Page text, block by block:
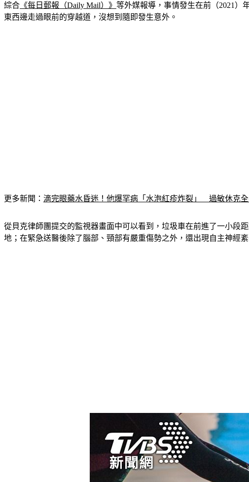
綜合 《每日郵報（Daily Mail）》 等外媒報導，事情發生在前（2021）
東西邊走過眼前的穿越道，沒想到隨即發生意外。
更多新聞： 滴完眼藥水昏迷！他爆罕病「水泡紅疹炸裂」　過敏休克
從貝克律師團提交的監視器畫面中可以看到，垃圾車在前進了一小段
地；在緊急送醫後除了腦部、頸部有嚴重傷勢之外，還出現自主神經